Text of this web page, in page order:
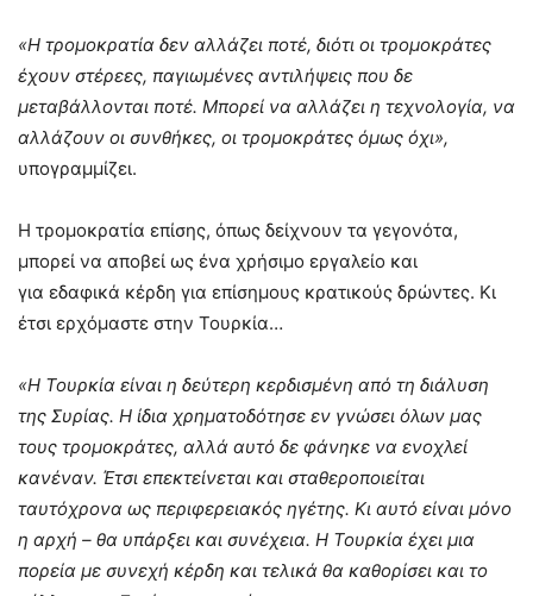
«Η τρομοκρατία δεν αλλάζει ποτέ, διότι οι τρομοκράτες
έχουν στέρεες, παγιωμένες αντιλήψεις που δε
μεταβάλλονται ποτέ. Μπορεί να αλλάζει η τεχνολογία, να
αλλάζουν οι συνθήκες, οι τρομοκράτες όμως όχι»,
υπογραμμίζει.
Η τρομοκρατία επίσης, όπως δείχνουν τα γεγονότα,
μπορεί να αποβεί ως ένα χρήσιμο εργαλείο και
για εδαφικά κέρδη για επίσημους κρατικούς δρώντες. Κι
έτσι ερχόμαστε στην Τουρκία…
«Η Τουρκία είναι η δεύτερη κερδισμένη από τη διάλυση
της Συρίας. Η ίδια χρηματοδότησε εν γνώσει όλων μας
τους τρομοκράτες, αλλά αυτό δε φάνηκε να ενοχλεί
κανέναν. Έτσι επεκτείνεται και σταθεροποιείται
ταυτόχρονα ως περιφερειακός ηγέτης. Κι αυτό είναι μόνο
η αρχή – θα υπάρξει και συνέχεια. Η Τουρκία έχει μια
πορεία με συνεχή κέρδη και τελικά θα καθορίσει και το